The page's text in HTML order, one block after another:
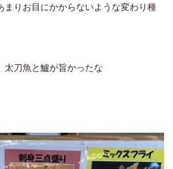
まりお目にかからないような変わり種
太刀魚と鱸が旨かったな